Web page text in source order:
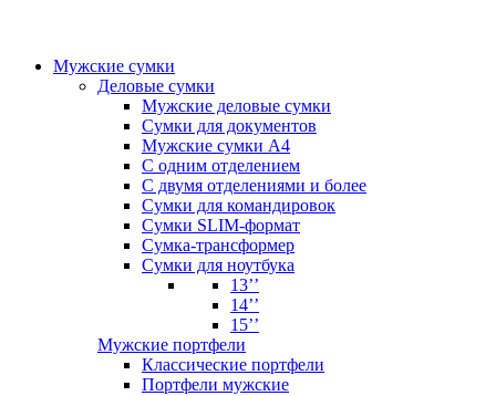
Мужские сумки
Деловые сумки
Мужские деловые сумки
Сумки для документов
Мужские сумки А4
С одним отделением
С двумя отделениями и более
Сумки для командировок
Сумки SLIM-формат
Сумка-трансформер
Сумки для ноутбука
13’’
14’’
15’’
Мужские портфели
Классические портфели
Портфели мужские